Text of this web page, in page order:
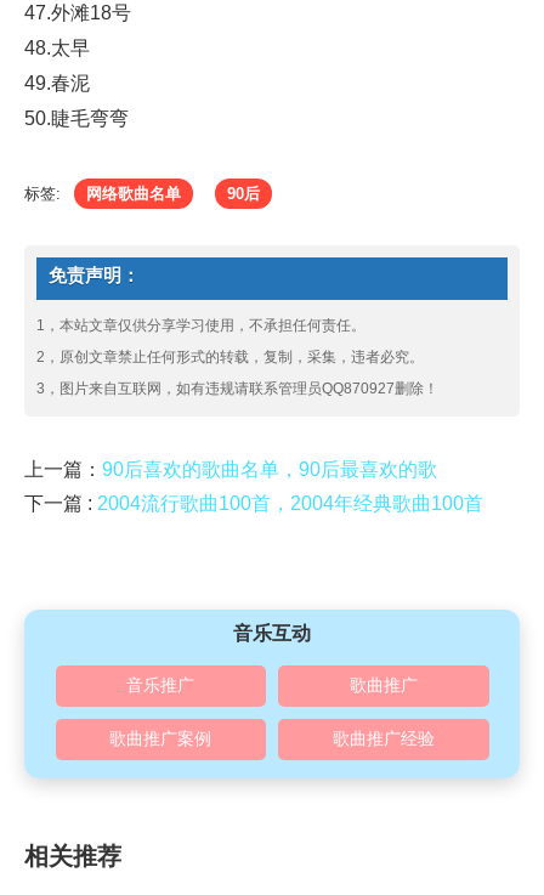
47.外滩18号
48.太早
49.春泥
50.睫毛弯弯
标签: 网络歌曲名单 90后
免责声明：
1，本站文章仅供分享学习使用，不承担任何责任。
2，原创文章禁止任何形式的转载，复制，采集，违者必究。
3，图片来自互联网，如有违规请联系管理员QQ870927删除！
上一篇： 90后喜欢的歌曲名单，90后最喜欢的歌
下一篇 : 2004流行歌曲100首，2004年经典歌曲100首
音乐互动
音乐推广 歌曲推广
歌曲推广案例 歌曲推广经验
相关推荐